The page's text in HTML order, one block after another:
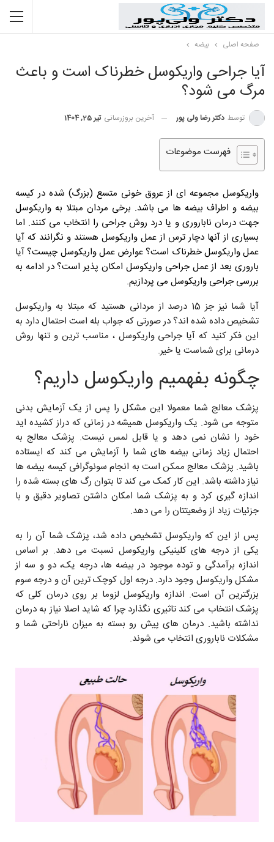
صفحه اصلی بیضه
آیا جراحی واریکوسل خطرناک است و باعث
مرگ می شود؟
توسط دکتر رضا ولی پور آخرین بروزرسانی تیر 25, 1404
فهرست موضوعات
واریکوسل مجموعه ای از عروق خونی متسع (بزرگ) شده در کیسه
بیضه و اطراف بیضه ها می باشد. برخی مردان مبتلا به واریکوسل
جهت درمان ناباروری و یا درد روش جراحی را انتخاب می کنند. اما
بسیاری از آنها دچار ترس از عمل واریکوسل هستند و نگرانند که آیا
عمل واریکوسل خطرناک است؟ عوارض عمل واریکوسل چیست؟ آیا
باروری بعد از عمل جراحی واریکوسل امکان پذیر است؟ در ادامه به
بررسی جراحی واریکوسل می پردازیم.
آیا شما نیز جز 15 درصد از مردانی هستید که مبتلا به واریکوسل
تشخیص داده شده اند؟ در صورتی که جواب بله است احتمال دارد به
این فکر کنید که آیا جراحی واریکوسل ، مناسب ترین و تنها روش
درمانی برای شماست یا خیر.
چگونه بفهمیم واریکوسل داریم؟
پزشک معالج شما معمولا این مشکل را پس از یک آزمایش بدنی
متوجه می شود. یک واریکوسل همیشه در زمانی که دراز کشیده اید
خود را نشان نمی دهد و یا قابل لمس نیست. پزشک معالج به
احتمال زیاد زمانی بیضه های شما را آزمایش می کند که ایستاده
باشید. پزشک معالج ممکن است به انجام سونوگرافی کیسه بیضه ها
نیاز داشته باشد. این کار کمک می کند تا بتوان رگ های بسته شده را
اندازه گیری کرد و به پزشک شما امکان داشتن تصاویر دقیق و با
جزئیات زیاد از وضعیتتان را می دهد.
پس از این که واریکوسل تشخیص داده شد، پزشک شما آن را به
یکی از درجه های کلینیکی واریکوسل نسبت می دهد. بر اساس
اندازه برآمدگی و توده موجود در بیضه ها، درجه یک، دو و سه از
مشکل واریکوسل وجود دارد. درجه اول کوچک ترین آن و درجه سوم
بزرگترین آن است. اندازه واریکوسل لزوما بر روی درمان کلی که
پزشک انتخاب می کند تاثیری نگذارد چرا که شاید اصلا نیاز به درمان
نداشته باشید. درمان های پیش رو بسته به میزان ناراحتی شما و
مشکلات ناباروری انتخاب می شوند.